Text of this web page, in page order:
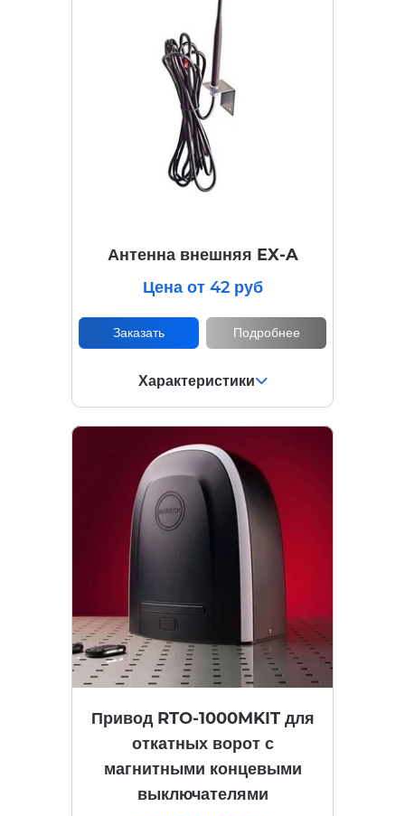
Антенна внешняя EX-A
Цена от 42 руб
Заказать Подробнее
Характеристики
Привод RTO-1000MKIT для
откатных ворот с
магнитными концевыми
выключателями